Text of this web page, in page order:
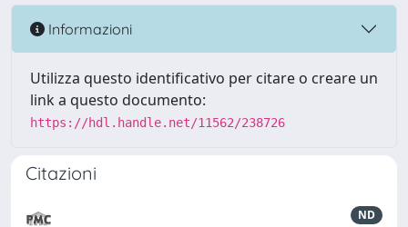
Informazioni
Utilizza questo identificativo per citare o creare un
link a questo documento:
https://hdl.handle.net/11562/238726
Citazioni
ND